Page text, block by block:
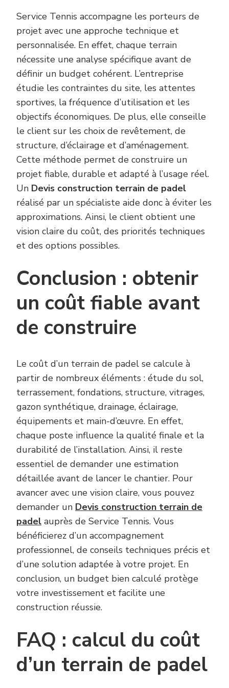
Service Tennis accompagne les porteurs de
projet avec une approche technique et
personnalisée. En effet, chaque terrain
nécessite une analyse spécifique avant de
définir un budget cohérent. L’entreprise
étudie les contraintes du site, les attentes
sportives, la fréquence d’utilisation et les
objectifs économiques. De plus, elle conseille
le client sur les choix de revêtement, de
structure, d’éclairage et d’aménagement.
Cette méthode permet de construire un
projet fiable, durable et adapté à l’usage réel.
Un Devis construction terrain de padel
réalisé par un spécialiste aide donc à éviter les
approximations. Ainsi, le client obtient une
vision claire du coût, des priorités techniques
et des options possibles.
Conclusion : obtenir
un coût fiable avant
de construire
Le coût d’un terrain de padel se calcule à
partir de nombreux éléments : étude du sol,
terrassement, fondations, structure, vitrages,
gazon synthétique, drainage, éclairage,
équipements et main-d’œuvre. En effet,
chaque poste influence la qualité finale et la
durabilité de l’installation. Ainsi, il reste
essentiel de demander une estimation
détaillée avant de lancer le chantier. Pour
avancer avec une vision claire, vous pouvez
demander un Devis construction terrain de
padel auprès de Service Tennis. Vous
bénéficierez d’un accompagnement
professionnel, de conseils techniques précis et
d’une solution adaptée à votre projet. En
conclusion, un budget bien calculé protège
votre investissement et facilite une
construction réussie.
FAQ : calcul du coût
d’un terrain de padel